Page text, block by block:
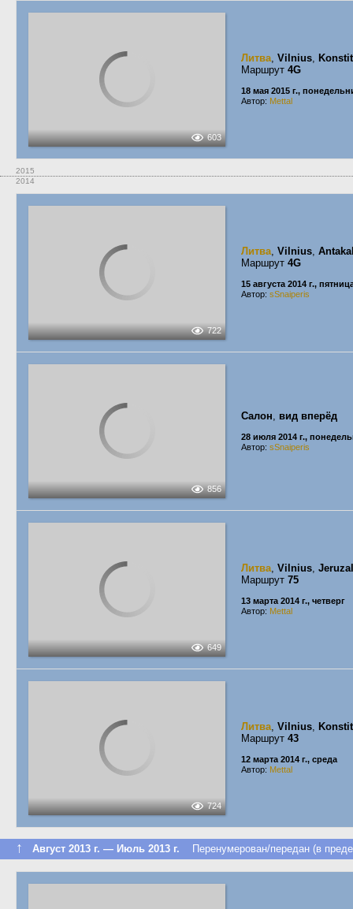
603
Литва, Vilnius,
Маршрут 4G
18 мая 2015 г.,
Автор: Mettal
2015
2014
722
Литва, Vilnius,
Маршрут 4G
15 августа 2014 г.,
Автор: sSnaiperis
856
Салон, вид вперёд
28 июля 2014 г.,
Автор: sSnaiperis
649
Литва, Vilnius,
Маршрут 75
13 марта 2014 г., четверг
Автор: Mettal
724
Литва, Vilnius,
Маршрут 43
12 марта 2014 г., среда
Автор: Mettal
↑ Август 2013 г. — Июль 2013 г. Перенумерован/передан (в